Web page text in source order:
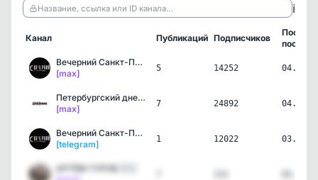
Название, ссылка или ID канала… ℹ️
Канал Публикаций Подписчиков
пост
Вечерний Санкт-Петербург
[max]
5 14252
Петербургский дневник
[max]
7 24892
Вечерний Санкт-Петербург
[telegram]
1 12022
АРТЁМ ТУРОВ 🇷🇺